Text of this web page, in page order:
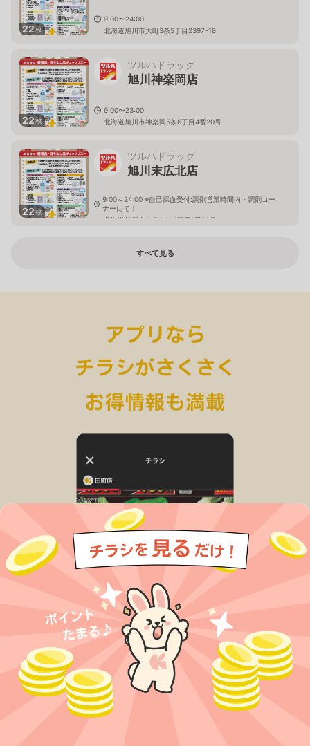
22枚
9:00〜24:00
北海道旭川市大町3条5丁目2397-18
22枚
ツルハドラッグ
旭川神楽岡店
9:00〜23:00
北海道旭川市神楽岡5条6丁目4番20号
22枚
ツルハドラッグ
旭川末広北店
9:00～24:00 ※自己採血受付:調剤営業時間内・調剤コー
ナーにて！
北海道旭川市末広1条10丁目1番20号
すべて見る